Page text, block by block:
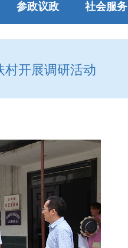
参政议政 社会服务
开展调研活动